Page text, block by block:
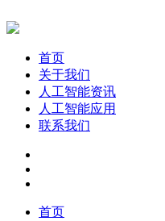
首页
关于我们
人工智能资讯
人工智能应用
联系我们
首页